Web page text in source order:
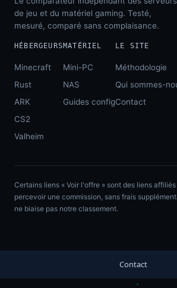
de jeu et du matériel gaming. Testé,
mesuré, comparé sans complaisance.
HÉBERGEURS
Minecraft
Rust
ARK
CS2
Valheim
MATÉRIEL
Mini-PC
NAS
Guides config
LE SITE
Méthodologie
Qui sommes-
Contact
Certains liens « Voir l'offre » sont des liens
percevoir une commission, sans frais
ne biaise pas notre classement.
Contact